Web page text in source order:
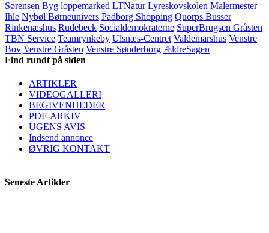
Sørensen Byg loppemarked LTNatur Lyreskovskolen Malermester
Ihle Nybøl Børneunivers Padborg Shopping Quorps Busser
Rinkenæshus Rudebeck Socialdemokraterne SuperBrugsen Gråsten
TBN Service Teamrynkeby Ulsnæs-Centret Valdemarshus Venstre
Bov Venstre Gråsten Venstre Sønderborg ÆldreSagen
Find rundt på siden
ARTIKLER
VIDEOGALLERI
BEGIVENHEDER
PDF-ARKIV
UGENS AVIS
Indsend annonce
ØVRIG KONTAKT
Seneste Artikler